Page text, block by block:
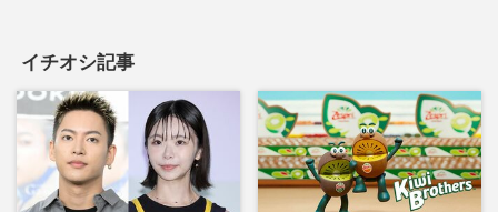
嵐・大野智、STARTO社の退所発表に秘め
られた“引退”の本音「言わない美学」が示
すグループへの敬意と“5…
週刊女性2026年3月24日・31日号 2026/7/17
イチオシ記事